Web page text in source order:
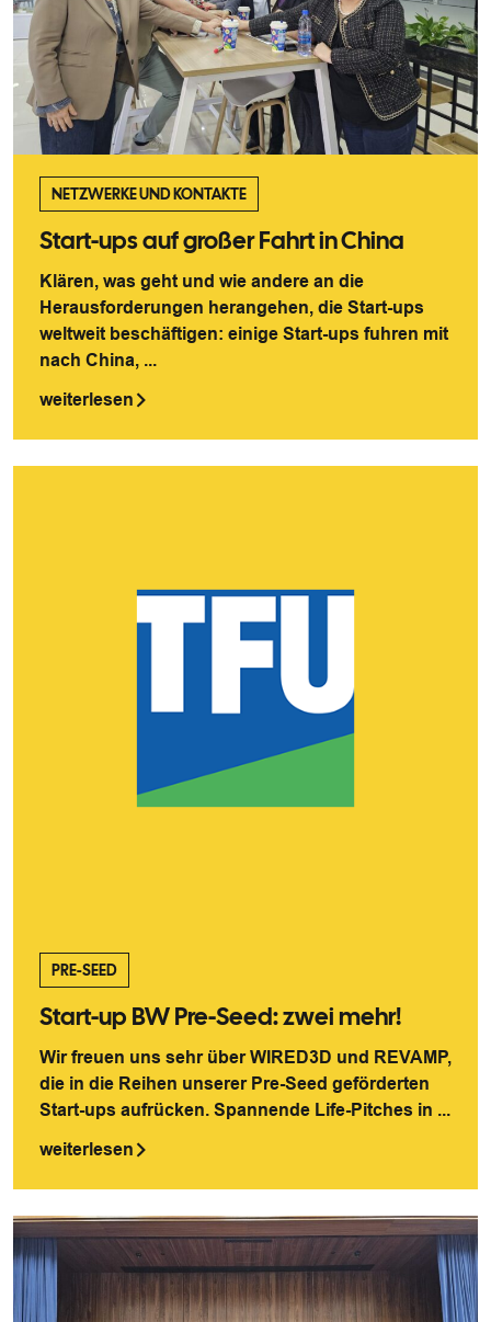
NETZWERKE UND KONTAKTE
Start-ups auf großer Fahrt in China
Klären, was geht und wie andere an die
Herausforderungen herangehen, die Start-ups
weltweit beschäftigen: einige Start-ups fuhren mit
nach China, ...
weiterlesen
PRE-SEED
Start-up BW Pre-Seed: zwei mehr!
Wir freuen uns sehr über WIRED3D und REVAMP,
die in die Reihen unserer Pre-Seed geförderten
Start-ups aufrücken. Spannende Life-Pitches in ...
weiterlesen